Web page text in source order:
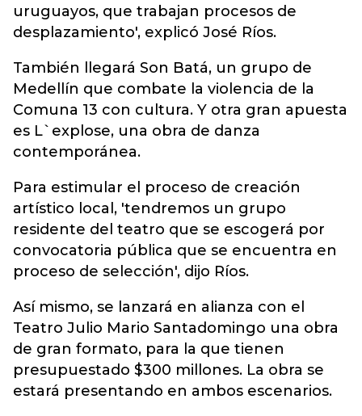
uruguayos, que trabajan procesos de
desplazamiento', explicó José Ríos.
También llegará Son Batá, un grupo de
Medellín que combate la violencia de la
Comuna 13 con cultura. Y otra gran apuesta
es L`explose, una obra de danza
contemporánea.
Para estimular el proceso de creación
artístico local, 'tendremos un grupo
residente del teatro que se escogerá por
convocatoria pública que se encuentra en
proceso de selección', dijo Ríos.
Así mismo, se lanzará en alianza con el
Teatro Julio Mario Santadomingo una obra
de gran formato, para la que tienen
presupuestado $300 millones. La obra se
estará presentando en ambos escenarios.